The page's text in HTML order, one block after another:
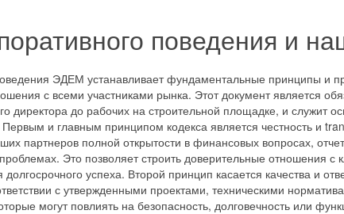
поведения и
ЭДЕМ устанавливает фундаментальные принципы и
с всеми участниками рынка. Этот документ является
директора до рабочих на строительной площадке, и служит
Первым и главным принципом кодекса является честность и
партнеров полной открытости в финансовых вопросах,
Это позволяет строить доверительные отношения с
успеха. Второй принцип касается качества и
с утвержденными проектами, техническими
могут повлиять на безопасность, долговечность или